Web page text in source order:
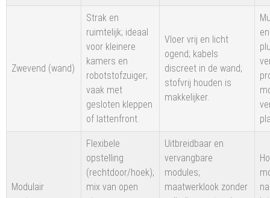
Zwevend (wand)
Strak en
ruimtelijk; ideaal
voor kleinere
kamers en
robotstofzuiger;
vaak met
gesloten kleppen
of lattenfront.
Vloer vrij en licht
ogend; kabels
discreet in de wand;
stofvrij houden is
makkelijker.
Modulair
Flexibele
opstelling
(rechtdoor/hoek);
mix van open
Uitbreidbaar en
vervangbare
modules;
maatwerklook zonder